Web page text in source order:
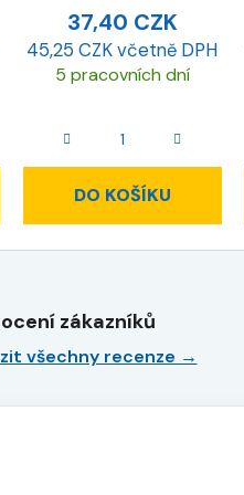
37,40 CZK
45,25 CZK včetně DPH
5 pracovních dní
DO KOŠÍKU
zákazníků
všechny recenze →